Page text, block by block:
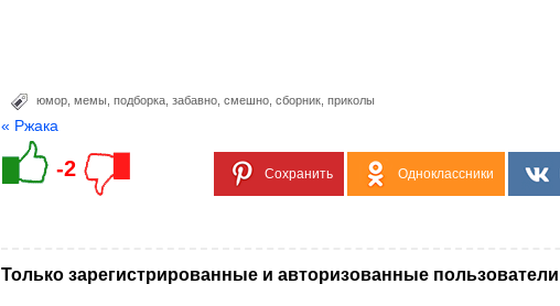
юмор мемы подборка забавно смешно сборник приколы
« Ржака
-2 Сохранить Одноклассники
Только зарегистрированные и авторизованные